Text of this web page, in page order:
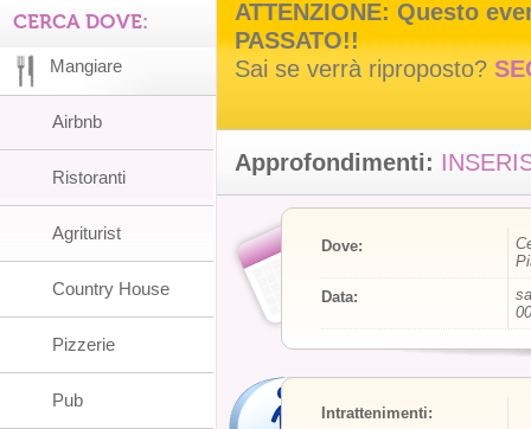
ATTENZIONE: Questo
PASSATO!!
Sai se verrà riproposto?
Approfondimenti:
Dove:
Data:
Intrattenimenti:
CERCA DOVE:
Mangiare
Airbnb
Ristoranti
Agriturist
Country House
Pizzerie
Pub